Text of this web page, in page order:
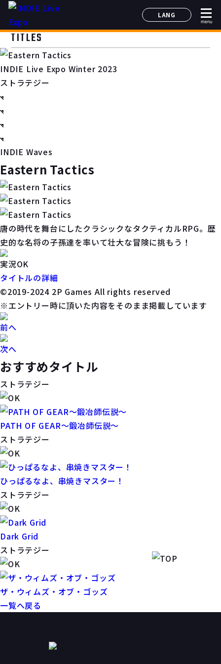
LANG
日本語
menu
TITLES
INDIE Live Expo Winter 2023
ストラテジー
INDIE Waves
Eastern Tactics
唐の時代を舞台にしたクラシックなタクティカルRPG。歴
史的な名将の子孫達を率いて壮大な冒険に挑もう！
実況OK
タイトルの詳細
©️2019-2024 2P Games All rights reserved
※エントリー時に頂いた内容をそのまま掲載しています
前へ
次へ
おすすめタイトル
ストラテジー
PATH OF GEAR～鍛冶師伝説～
ストラテジー
ひっぱるなよ、串焼きマスター！
ストラテジー
Dark Grid
ストラテジー
ザ・ウィムズ・オブ・ゴッズ
一覧へ戻る